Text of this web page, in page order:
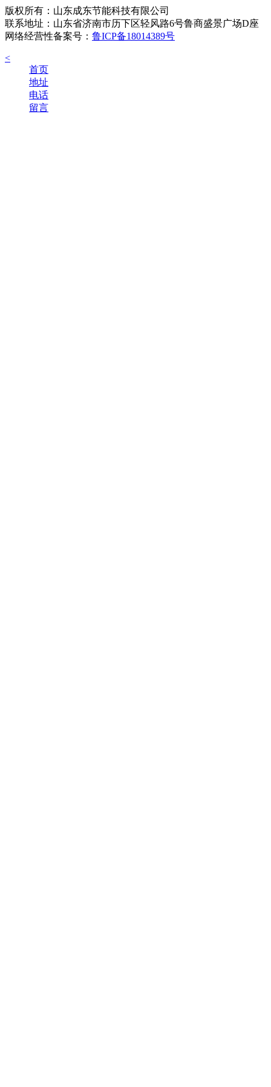
版权所有：山东成东节能科技有限公司
联系地址：山东省济南市历下区轻风路6号鲁商盛景广场D座
网络经营性备案号： 鲁ICP备18014389号
<
首页
地址
电话
留言